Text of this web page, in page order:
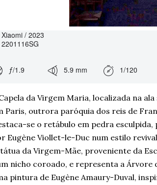
Xiaomi / 2023
2201116SG
ƒ/1.9 5.9 mm 1/120
da Virgem Maria, localizada na
Paris, outrora paróquia dos reis de
se o retábulo em pedra
Eugène Viollet-le-Duc num estilo
da Virgem-Mãe, proveniente da
nicho coroado, e representa a Árvore
pintura de Eugène Amaury-Duval,